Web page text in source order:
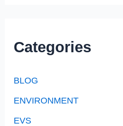
Categories
BLOG
ENVIRONMENT
EVS